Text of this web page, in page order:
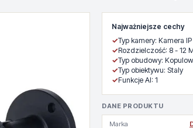
Najważniejsze cechy
✓Typ kamery: Kamera IP
✓Rozdzielczość: 8 - 12
✓Typ obudowy:
✓Typ obiektywu: Staly
✓Funkcje AI: 1
DANE PRODUKTU
Marka